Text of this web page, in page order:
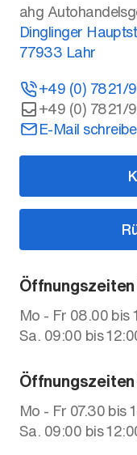
ahg
Dinglinger
77933 Lahr
+49 (0) 7821/
+49 (0) 7821/
E-Mail
Mo - Fr 08.00 bis
Sa. 09:00 bis
Mo - Fr 07.30 bis
Sa. 09:00 bis